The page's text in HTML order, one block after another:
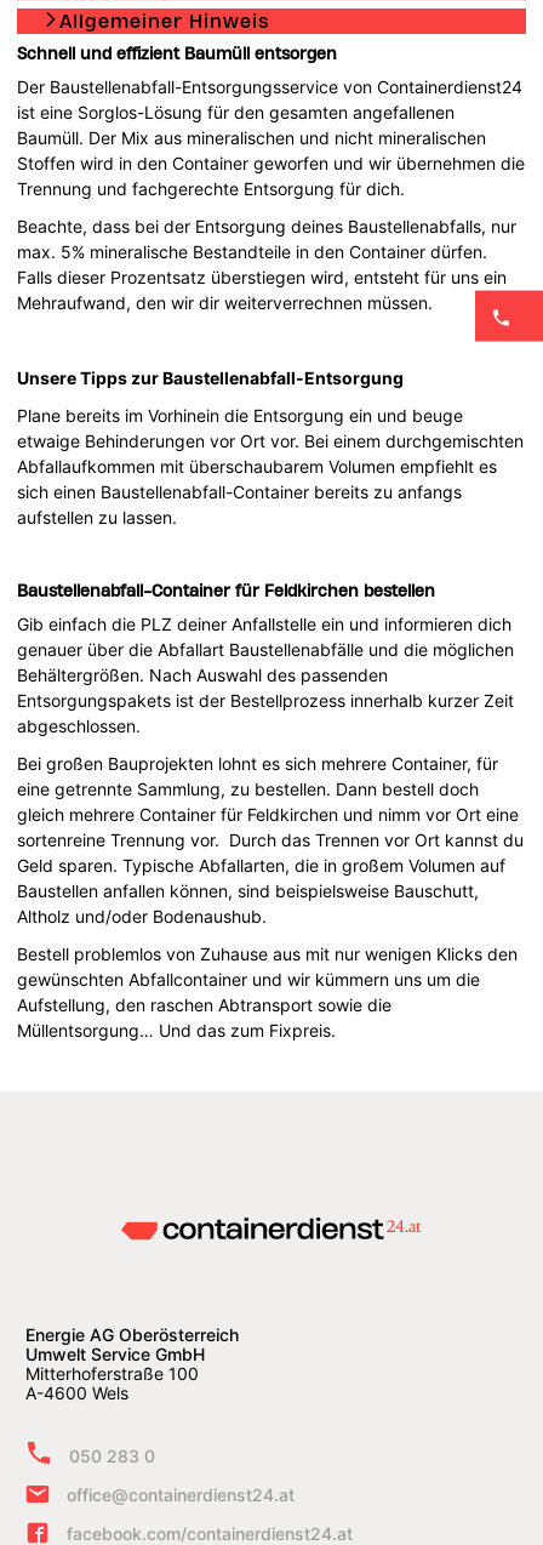
Allgemeiner Hinweis
Schnell und effizient Baumüll entsorgen
Der Baustellenabfall-Entsorgungsservice von Containerdienst24
ist eine Sorglos-Lösung für den gesamten angefallenen
Baumüll. Der Mix aus mineralischen und nicht mineralischen
Stoffen wird in den Container geworfen und wir übernehmen die
Trennung und fachgerechte Entsorgung für dich.
Beachte, dass bei der Entsorgung deines Baustellenabfalls, nur
max. 5% mineralische Bestandteile in den Container dürfen.
Falls dieser Prozentsatz überstiegen wird, entsteht für uns ein
Mehraufwand, den wir dir weiterverrechnen müssen.
Unsere Tipps zur Baustellenabfall-Entsorgung
Plane bereits im Vorhinein die Entsorgung ein und beuge
etwaige Behinderungen vor Ort vor. Bei einem durchgemischten
Abfallaufkommen mit überschaubarem Volumen empfiehlt es
sich einen Baustellenabfall-Container bereits zu anfangs
aufstellen zu lassen.
Baustellenabfall-Container für Feldkirchen bestellen
Gib einfach die PLZ deiner Anfallstelle ein und informieren dich
genauer über die Abfallart Baustellenabfälle und die möglichen
Behältergrößen. Nach Auswahl des passenden
Entsorgungspakets ist der Bestellprozess innerhalb kurzer Zeit
abgeschlossen.
Bei großen Bauprojekten lohnt es sich mehrere Container, für
eine getrennte Sammlung, zu bestellen. Dann bestell doch
gleich mehrere Container für Feldkirchen und nimm vor Ort eine
sortenreine Trennung vor. Durch das Trennen vor Ort kannst du
Geld sparen. Typische Abfallarten, die in großem Volumen auf
Baustellen anfallen können, sind beispielsweise Bauschutt,
Altholz und/oder Bodenaushub.
Bestell problemlos von Zuhause aus mit nur wenigen Klicks den
gewünschten Abfallcontainer und wir kümmern uns um die
Aufstellung, den raschen Abtransport sowie die
Müllentsorgung… Und das zum Fixpreis.
Energie AG Oberösterreich
Umwelt Service GmbH
Mitterhoferstraße 100
A-4600 Wels
050 283 0
office@containerdienst24.at
facebook.com/containerdienst24.at